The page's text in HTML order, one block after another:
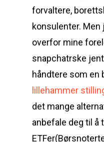
forvaltere,
konsulenter.
overfor mine
snapchatrske
håndtere som en
lillehammer
det mange
anbefale deg til å